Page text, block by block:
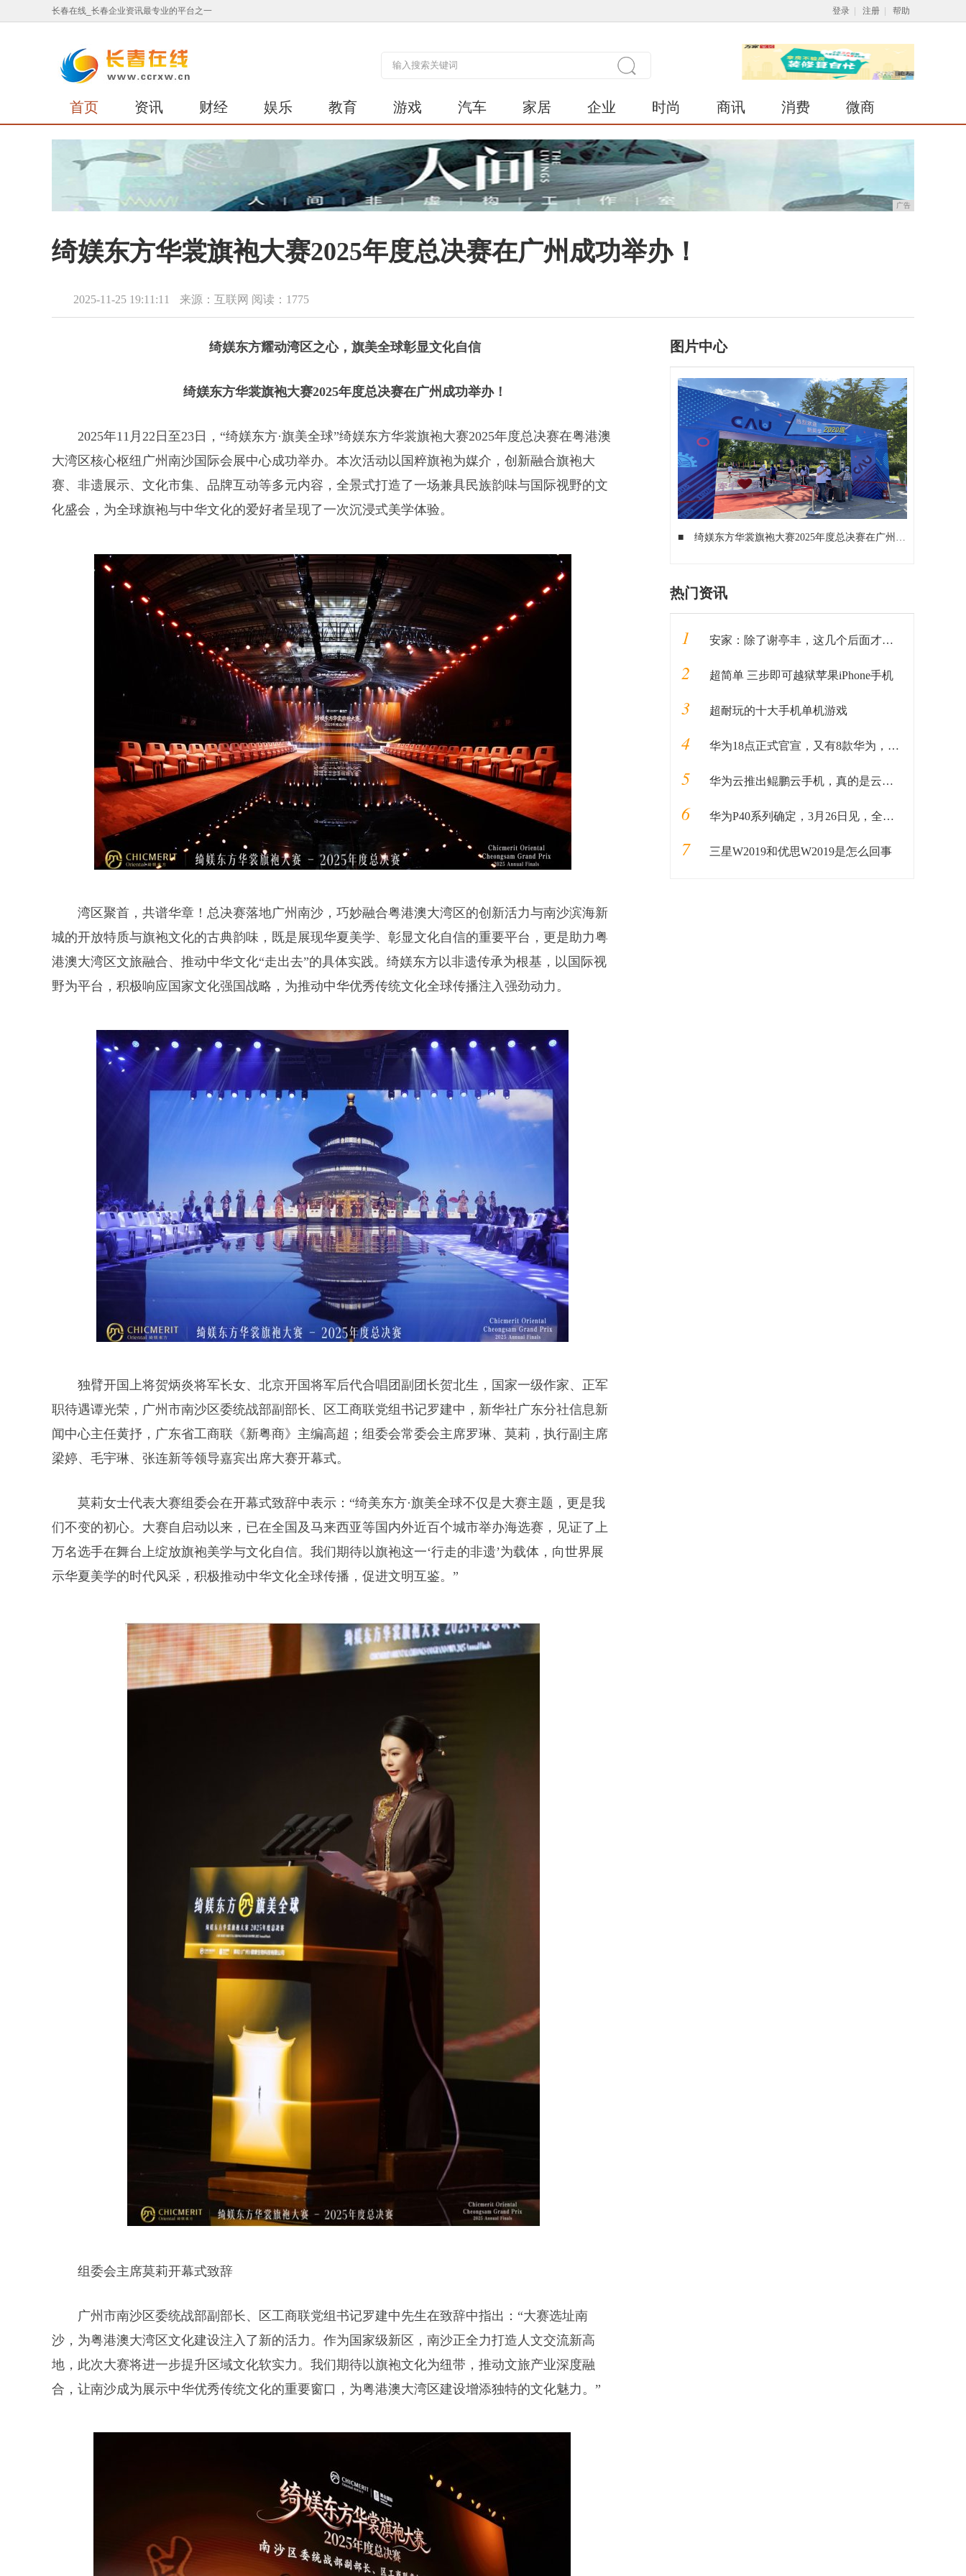
长春在线_长春企业资讯最专业的平台之一 登录 注册 帮助
首页 资讯 财经 娱乐 教育 游戏 汽车 家居 企业 时尚 商讯 消费 微商
广告
绮媄东方华裳旗袍大赛2025年度总决赛在广州成功举办！
2025-11-25 19:11:11 来源：互联网 阅读：1775
绮媄东方耀动湾区之心，旗美全球彰显文化自信
绮媄东方华裳旗袍大赛2025年度总决赛在广州成功举办！
2025年11月22日至23日，“绮媄东方·旗美全球”绮媄东方华裳旗袍大赛2025年度总决赛在粤港澳
大湾区核心枢纽广州南沙国际会展中心成功举办。本次活动以国粹旗袍为媒介，创新融合旗袍大
赛、非遗展示、文化市集、品牌互动等多元内容，全景式打造了一场兼具民族韵味与国际视野的文
化盛会，为全球旗袍与中华文化的爱好者呈现了一次沉浸式美学体验。
湾区聚首，共谱华章！总决赛落地广州南沙，巧妙融合粤港澳大湾区的创新活力与南沙滨海新
城的开放特质与旗袍文化的古典韵味，既是展现华夏美学、彰显文化自信的重要平台，更是助力粤
港澳大湾区文旅融合、推动中华文化“走出去”的具体实践。绮媄东方以非遗传承为根基，以国际视
野为平台，积极响应国家文化强国战略，为推动中华优秀传统文化全球传播注入强劲动力。
独臂开国上将贺炳炎将军长女、北京开国将军后代合唱团副团长贺北生，国家一级作家、正军
职待遇谭光荣，广州市南沙区委统战部副部长、区工商联党组书记罗建中，新华社广东分社信息新
闻中心主任黄抒，广东省工商联《新粤商》主编高超；组委会常委会主席罗琳、莫莉，执行副主席
梁婷、毛宇琳、张连新等领导嘉宾出席大赛开幕式。
莫莉女士代表大赛组委会在开幕式致辞中表示：“绮美东方·旗美全球不仅是大赛主题，更是我
们不变的初心。大赛自启动以来，已在全国及马来西亚等国内外近百个城市举办海选赛，见证了上
万名选手在舞台上绽放旗袍美学与文化自信。我们期待以旗袍这一‘行走的非遗’为载体，向世界展
示华夏美学的时代风采，积极推动中华文化全球传播，促进文明互鉴。”
组委会主席莫莉开幕式致辞
广州市南沙区委统战部副部长、区工商联党组书记罗建中先生在致辞中指出：“大赛选址南
沙，为粤港澳大湾区文化建设注入了新的活力。作为国家级新区，南沙正全力打造人文交流新高
地，此次大赛将进一步提升区域文化软实力。我们期待以旗袍文化为纽带，推动文旅产业深度融
合，让南沙成为展示中华优秀传统文化的重要窗口，为粤港澳大湾区建设增添独特的文化魅力。”
图片中心
■ 绮媄东方华裳旗袍大赛2025年度总决赛在广州成功举办！
热门资讯
1 安家：除了谢亭丰，这几个后面才出现的老戏骨，比孙俪演得还出彩
2 超简单 三步即可越狱苹果iPhone手机
3 超耐玩的十大手机单机游戏
4 华为18点正式官宣，又有8款华为，开始适配最新华为手机系统！
5 华为云推出鲲鹏云手机，真的是云上的虚拟手机？
6 华为P40系列确定，3月26日见，全球最强的5G手机
7 三星W2019和优思W2019是怎么回事